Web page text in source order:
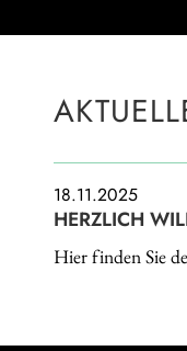
18.11.2025
HERZLICH
Hier finden Sie